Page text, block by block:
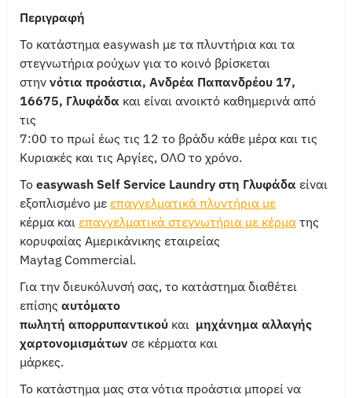
Περιγραφή
Το κατάστημα easywash με τα πλυντήρια και τα
στεγνωτήρια ρούχων για το κοινό βρίσκεται
στην νότια προάστια, Ανδρέα Παπανδρέου 17,
16675, Γλυφάδα και είναι ανοικτό καθημερινά από
τις
7:00 το πρωί έως τις 12 το βράδυ κάθε μέρα και τις
Κυριακές και τις Αργίες, ΟΛΟ το χρόνο.
Το easywash Self Service Laundry στη Γλυφάδα είναι
εξοπλισμένο με επαγγελματικά πλυντήρια με
κέρμα και επαγγελματικά στεγνωτήρια με κέρμα της
κορυφαίας Αμερικάνικης εταιρείας
Maytag Commercial.
Για την διευκόλυνσή σας, το κατάστημα διαθέτει
επίσης αυτόματο
πωλητή απορρυπαντικού και μηχάνημα αλλαγής
χαρτονομισμάτων σε κέρματα και
μάρκες.
Το κατάστημα μας στα νότια προάστια μπορεί να